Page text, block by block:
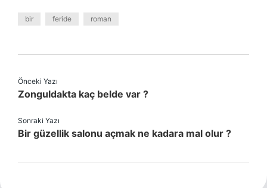
bir feride roman
Önceki Yazı
Zonguldakta kaç belde var ?
Sonraki Yazı
Bir güzellik salonu açmak ne kadara mal olur ?